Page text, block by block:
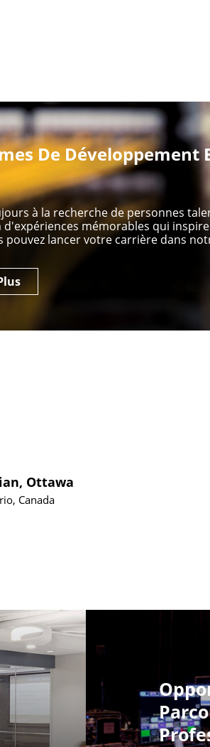
De Développement
à la recherche de personnes
mémorables qui
pouvez lancer votre carrière dans
Ottawa
Canada